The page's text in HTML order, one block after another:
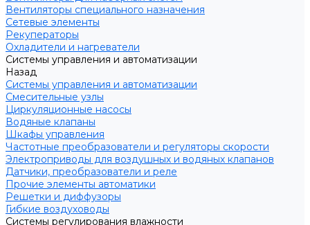
Вентиляторы специального назначения
Сетевые элементы
Рекуператоры
Охладители и нагреватели
Системы управления и автоматизации
Назад
Системы управления и автоматизации
Смесительные узлы
Циркуляционные насосы
Водяные клапаны
Шкафы управления
Частотные преобразователи и регуляторы скорости
Электроприводы для воздушных и водяных клапанов
Датчики, преобразователи и реле
Прочие элементы автоматики
Решетки и диффузоры
Гибкие воздуховоды
Системы регулирования влажности